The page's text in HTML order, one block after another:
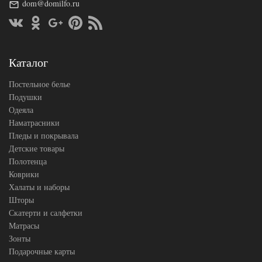
Размер
простыни
200х200
резинке)
dom@domilfo.ru
Каталог
Постельное белье
Подушки
Одеяла
Наматрасники
Пледы и покрывала
Детские товары
Полотенца
Коврики
Халаты и наборы
Шторы
Скатерти и салфетки
Матрасы
Зонты
Подарочные карты